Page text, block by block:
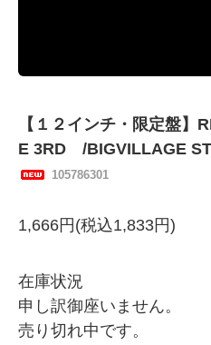
【１２インチ・限定盤】
E 3RD /BIGVILLAGE
105786301
1,666円(税込1,833円)
在庫状況
申し訳御座いません。
売り切れ中です。